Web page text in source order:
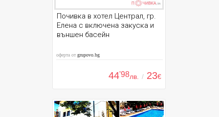
Почивка в хотел Централ, гр.
Елена с включена закуска и
външен басейн
оферта отgrupovo.bg
44'98лв. / 23€